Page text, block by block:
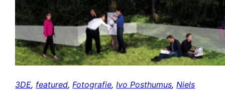
3DE, featured, Fotografie, Ivo Posthumus, Niels